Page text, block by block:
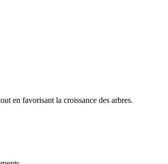
en favorisant la croissance des arbres.